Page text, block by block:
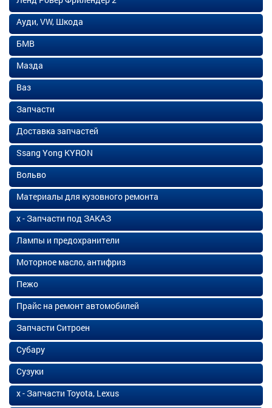
Ауди, VW, Шкода
БМВ
Мазда
Ваз
Запчасти
Доставка запчастей
Ssang Yong KYRON
Вольво
Материалы для кузовного ремонта
х - Запчасти под ЗАКАЗ
Лампы и предохранители
Моторное масло, антифриз
Пежо
Прайс на ремонт автомобилей
Запчасти Ситроен
Субару
Сузуки
х - Запчасти Toyota, Lexus